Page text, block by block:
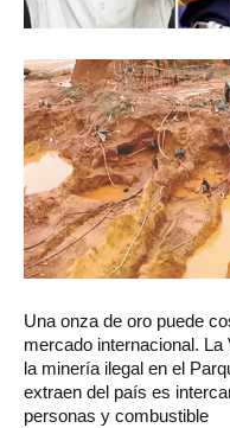
Una onza de oro puede
mercado internacional.
la minería ilegal en el
extraen del país es
personas y combustible